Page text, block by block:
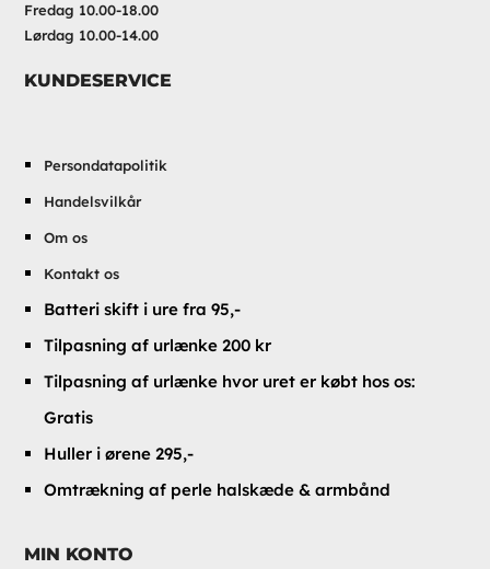
Fredag 10.00-18.00
Lørdag 10.00-14.00
KUNDESERVICE
Persondatapolitik
Handelsvilkår
Om os
Kontakt os
Batteri skift i ure fra 95,-
Tilpasning af urlænke 200 kr
Tilpasning af urlænke hvor uret er købt hos os:
Gratis
Huller i ørene 295,-
Omtrækning af perle halskæde & armbånd
MIN KONTO